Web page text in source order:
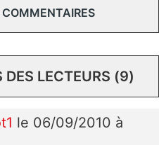
DES LECTEURS (9)
le 06/09/2010 à